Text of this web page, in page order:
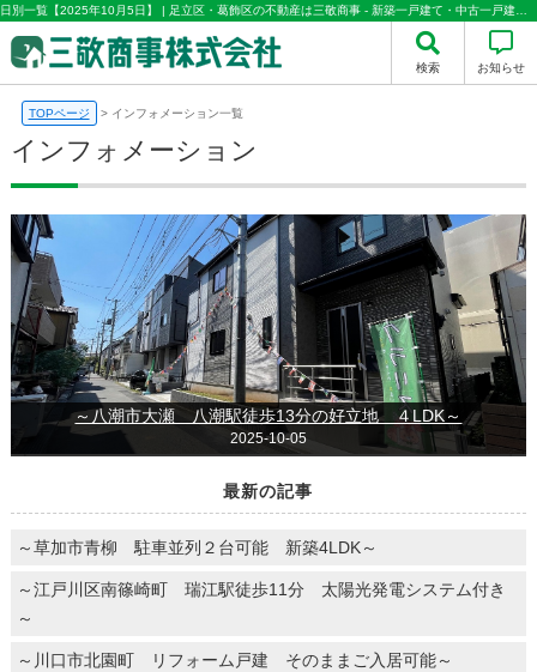
検索 お知らせ
TOPページ > インフォメーション一覧
インフォメーション
～八潮市大瀬 八潮駅徒歩13分の好立地 ４LDK～
2025-10-05
最新の記事
～草加市青柳 駐車並列２台可能 新築4LDK～
～江戸川区南篠崎町 瑞江駅徒歩11分 太陽光発電システム付き
～
～川口市北園町 リフォーム戸建 そのままご入居可能～